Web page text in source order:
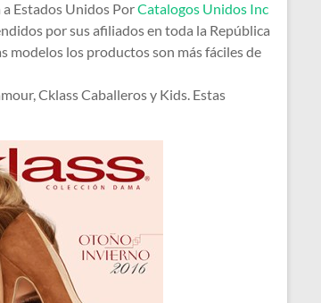
Estados Unidos PorCatalogos Unidos Inc
por sus afiliados en toda la República
modelos los productos son más fáciles de
Cklass Caballeros y Kids. Estas